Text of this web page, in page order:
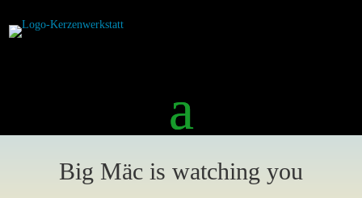
Big Mäc is watching you